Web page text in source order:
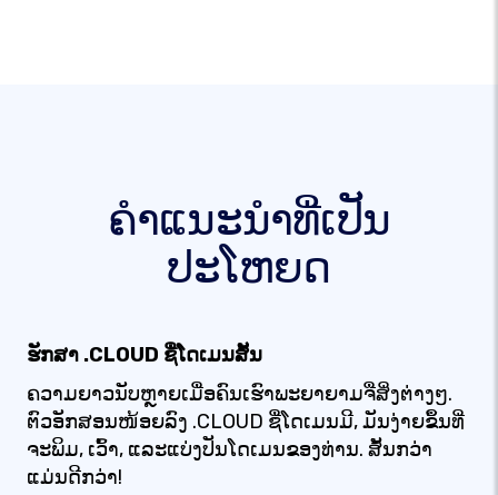
ຄໍາແນະນໍາທີ່ເປັນ
ປະໂຫຍດ
ຮັກສາ .CLOUD ຊື່ໂດເມນສັ້ນ
ຄວາມຍາວນັບຫຼາຍເມື່ອຄົນເຮົາພະຍາຍາມຈື່ສິ່ງຕ່າງໆ.
ຕົວອັກສອນໜ້ອຍລົງ .CLOUD ຊື່ໂດເມນມີ, ມັນງ່າຍຂຶ້ນທີ່
ຈະພິມ, ເວົ້າ, ແລະແບ່ງປັນໂດເມນຂອງທ່ານ. ສັ້ນກວ່າ
ແມ່ນດີກວ່າ!